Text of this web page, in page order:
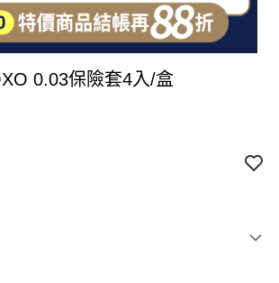
0.03保險套4入/盒